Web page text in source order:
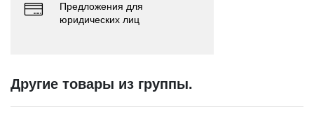
Предложения для
юридических лиц
Другие товары из группы.